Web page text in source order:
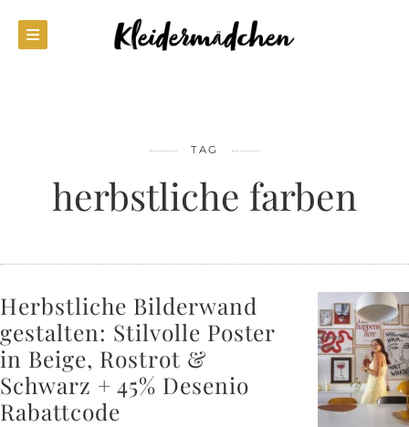
TAG
herbstliche farben
Herbstliche Bilderwand
gestalten: Stilvolle Poster
in Beige, Rostrot &
Schwarz + 45% Desenio
Rabattcode